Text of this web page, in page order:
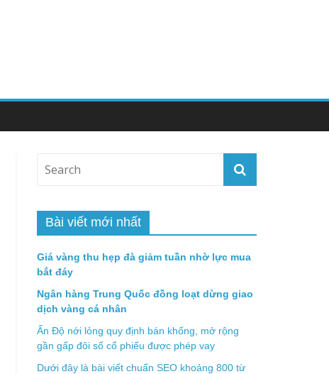
Bài viết mới nhất
Giá vàng thu hẹp đà giảm tuần nhờ lực mua
bắt đáy
Ngân hàng Trung Quốc đồng loạt dừng giao
dịch vàng cá nhân
Ấn Độ nới lỏng quy định bán khống, mở rộng
gần gấp đôi số cổ phiếu được phép vay
Dưới đây là bài viết chuẩn SEO khoảng 800 từ